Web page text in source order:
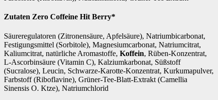
Zutaten Zero Coffeine Hit Berry*
Säureregulatoren (Zitronensäure, Apfelsäure), Natriumbicarbonat,
Festigungsmittel (Sorbitole), Magnesiumcarbonat, Natriumcitrat,
Kaliumcitrat, natürliche Aromastoffe, Koffein, Rüben-Konzentrat,
L-Ascorbinsäure (Vitamin C), Kalziumkarbonat, Süßstoff
(Sucralose), Leucin, Schwarze-Karotte-Konzentrat, Kurkumapulver,
Farbstoff (Riboflavine), Grüner-Tee-Blatt-Extrakt (Camellia
Sinensis O. Ktze), Natriumchlorid